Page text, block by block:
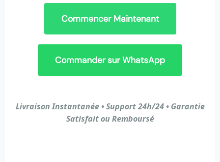
Commencer Maintenant
Commander sur WhatsApp
Livraison Instantanée • Support 24h/24 • Garantie
Satisfait ou Remboursé